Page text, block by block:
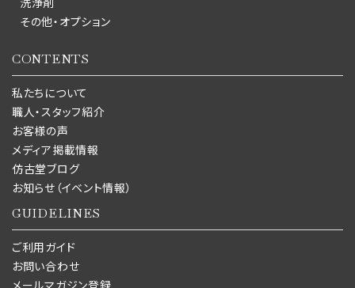
その他・オプション
CONTENTS
私たちについて
職人・スタッフ紹介
お客様の声
メディア掲載情報
仿古堂ブログ
お知らせ（イベント情報）
GUIDELINES
ご利用ガイド
お問い合わせ